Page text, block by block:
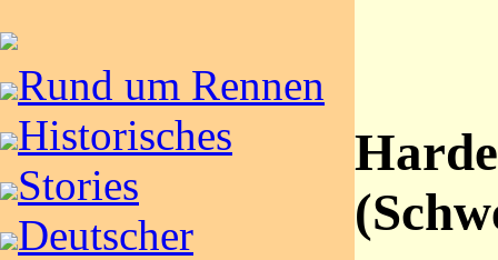
Rund um Rennen
Historisches
Stories
Deutscher